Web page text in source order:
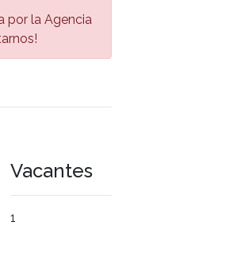
por la Agencia
Vacantes
1